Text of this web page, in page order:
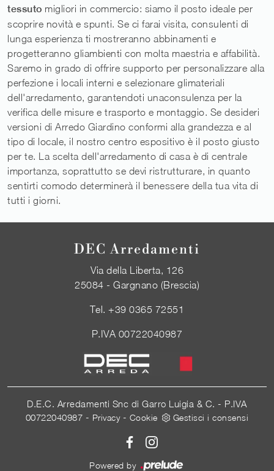
tessuto migliori in commercio: siamo il posto ideale per
scoprire novità e spunti. Se ci farai visita, consulenti di
lunga esperienza ti mostreranno abbinamenti e
progetteranno gliambienti con molta maestria e affabilità.
Saremo in grado di offrire supporto per personalizzare alla
perfezione i locali interni e selezionare glimateriali
dell'arredamento, garantendoti unaconsulenza per la
verifica delle misure e trasporto e montaggio. Se desideri
versioni di Arredo Giardino conformi alla grandezza e al
tipo di locale, il nostro centro espositivo è il posto giusto
per te. La scelta dell'arredamento di casa è di centrale
importanza, soprattutto se devi ristrutturare, in quanto
sentirti comodo determinerà il benessere della tua vita di
tutti i giorni.
DEC Arredamenti
Via della Liberta, 126
25084 - Gargnano (Brescia)
Tel.+39 0365 72551
P.IVA 00722040987
D.E.C. Arredamenti Snc di Garro Luigia & C. - P.IVA
00722040987 - Privacy- Cookie Gestisci i consensi
Powered by